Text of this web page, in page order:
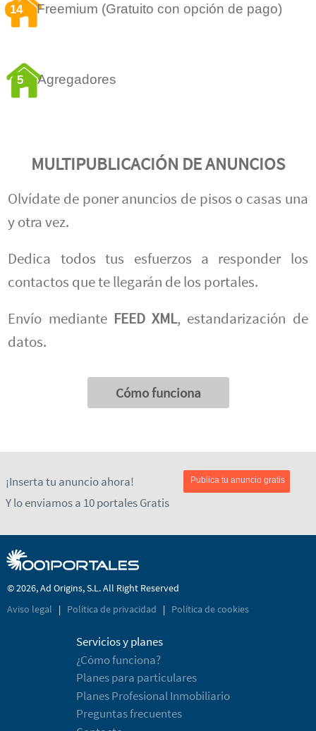
14 Freemium (Gratuito con opción de pago)
5 Agregadores
MULTIPUBLICACIÓN DE ANUNCIOS
Olvídate de poner anuncios de pisos o casas una
y otra vez.
Dedica todos tus esfuerzos a responder los
contactos que te llegarán de los portales.
Envío mediante FEED XML, estandarización de
datos.
Cómo funciona
¡Inserta tu anuncio ahora!
Y lo enviamos a 10 portales Gratis
Publica tu anuncio gratis
© 2026, Ad Origins, S.L. All Right Reserved
Aviso legal
| Política de privacidad | Política de cookies
Servicios y planes
¿Cómo funciona?
Planes para particulares
Planes Profesional Inmobiliario
Preguntas frecuentes